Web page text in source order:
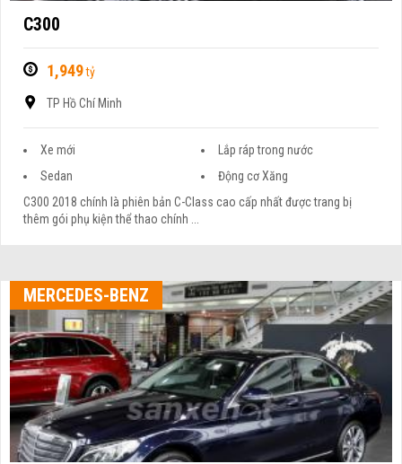
C300
1,949tỷ
TP Hồ Chí Minh
Xe mới
Lắp ráp trong nước
Sedan
Động cơ Xăng
C300 2018 chính là phiên bản C-Class cao cấp nhất được trang bị
thêm gói phụ kiện thể thao chính ...
MERCEDES-BENZ